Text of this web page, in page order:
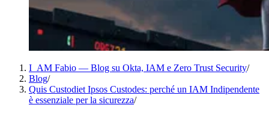
I_AM Fabio — Blog su Okta, IAM e Zero Trust Security/
Blog/
Quis Custodiet Ipsos Custodes: perché un IAM Indipendente
è essenziale per la sicurezza/